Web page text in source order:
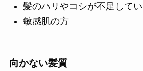
髪のハリやコシが不足して
敏感肌の方
向かない髪質